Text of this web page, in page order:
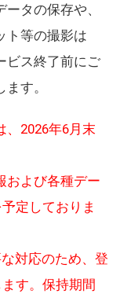
タの保存や、
ト等の撮影は
ビス終了前にご
す。
、2026年6月末
および各種デー
定しておりま
対応のため、登
す。保持期間